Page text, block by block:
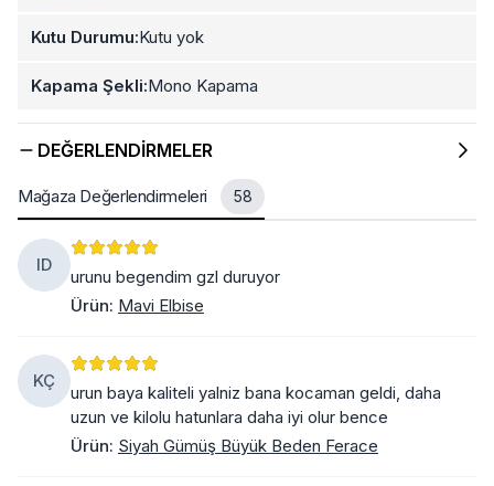
Kutu Durumu:Kutu yok
Kapama Şekli:Mono Kapama
DEĞERLENDIRMELER
Mağaza Değerlendirmeleri 58
ID
urunu begendim gzl duruyor
Ürün: Mavi Elbise
KÇ
urun baya kaliteli yalniz bana kocaman geldi, daha
uzun ve kilolu hatunlara daha iyi olur bence
Ürün: Siyah Gümüş Büyük Beden Ferace